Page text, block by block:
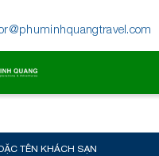
TÊN KHÁCH SẠN